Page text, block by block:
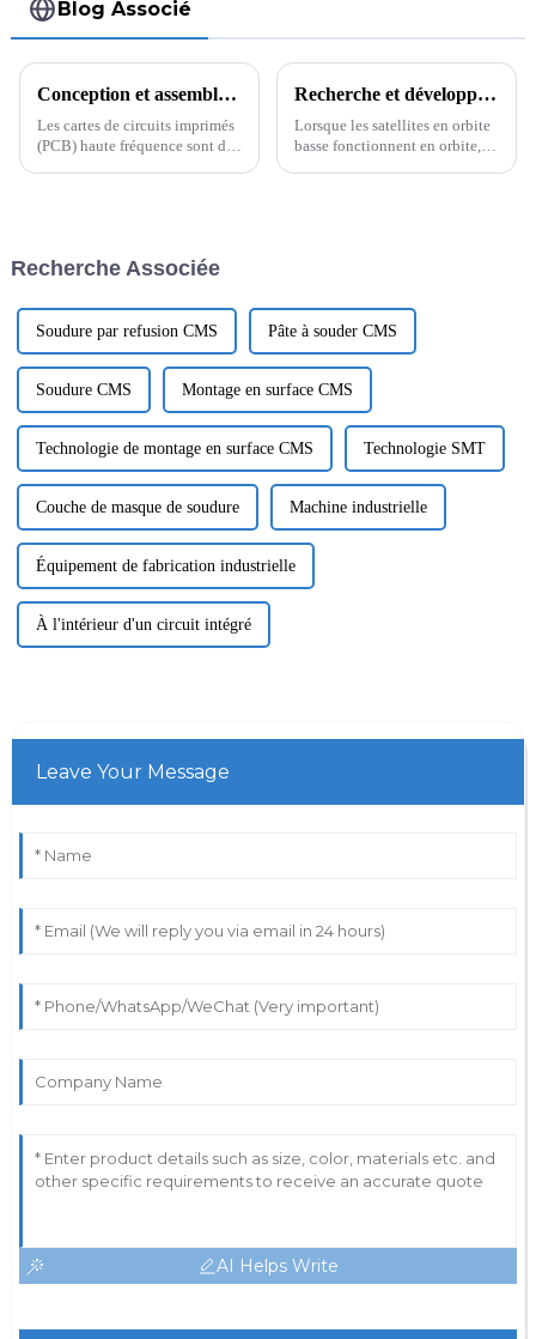
Blog Associé
Conception et assemblage de circuits imprimés haute fréquence : matériaux clés
Les cartes de circuits imprimés
(PCB) haute fréquence sont des
communication sans fil et le
vitesse.
Recherche et développement d'un système intelligent d'estimation du rayonnement interne des satellites en orbite basse
Lorsque les satellites en orbite
basse fonctionnent en orbite,
Recherche Associée
Soudure par refusion CMS Pâte à souder CMS
Soudure CMS Montage en surface CMS
Technologie de montage en surface CMS Technologie SMT
Couche de masque de soudure Machine industrielle
Équipement de fabrication industrielle
À l'intérieur d'un circuit intégré
Leave Your Message
AI Helps Write